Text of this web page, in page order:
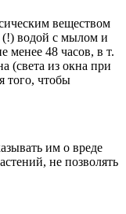
веществом
водой с мылом и
менее 48 часов, в т.
(света из окна при
того, чтобы
им о вреде
не позволять